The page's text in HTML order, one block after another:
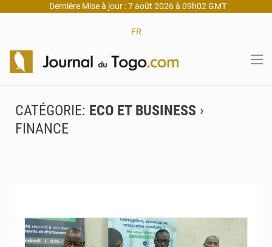
Dernière Mise à jour : 7 août 2026 à 09h02 GMT
FR
CATÉGORIE: ECO ET BUSINESS ›
FINANCE